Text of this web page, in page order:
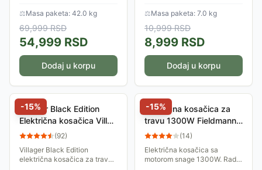
namenjena za površine do
1500 kvadratnih metara i
spada u kategoriju...
⚖Masa paketa: 42.0 kg
69,999RSD
54,999 RSD
Dodaj u korpu
održavati svoj travnjak
urednim. Kosačica ima motor
snage 1200W. Pokošena...
⚖Masa paketa: 7.0 kg
10,999RSD
8,999 RSD
Dodaj u korpu
-15%
Villager Black Edition
Električna kosačica Villy
1200 P 033467
(92)
Villager Black Edition
električna kosačica za travu,
-15%
Električna kosačica za
travu 1300W Fieldmann
FZR 2031-E
(14)
Električna kosačica sa
motorom snage 1300W. Radni